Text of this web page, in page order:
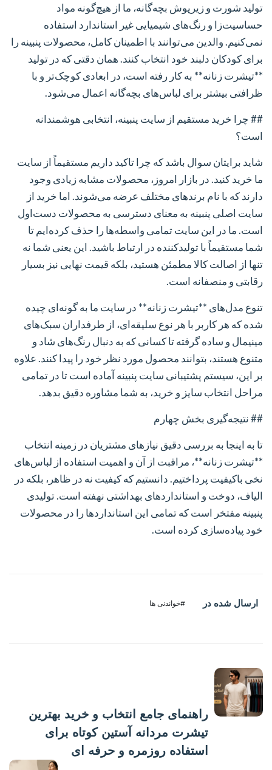
تولید شورت و زیرپوش بچه‌گانه، ما از هیچ‌گونه مواد
حساسیت‌زا و رنگ‌های شیمیایی غیر استاندارد استفاده
نمی‌کنیم. والدین می‌توانند با اطمینان کامل، محصولات پنبینه را
برای کودکان دلبند خود انتخاب کنند. همان دقتی که در تولید
**تیشرت زنانه** به کار رفته است، در ابعادی کوچک‌تر و با
ظرافتی بیشتر برای لباس‌های بچه‌گانه اعمال می‌شود.
## چرا خرید مستقیم از سایت پنبینه، انتخابی هوشمندانه
است؟
شاید برایتان سوال باشد که چرا تاکید داریم مستقیماً از سایت
ما خرید کنید. در بازار امروز، محصولات مشابه زیادی وجود
دارند که با نام برندهای مختلف عرضه می‌شوند. اما خرید از
سایت اصلی پنبینه به معنای دسترسی به محصولات دست‌اول
است. ما در این سایت تمامی واسطه‌ها را حذف کرده‌ایم تا
شما مستقیماً با تولیدکننده در ارتباط باشید. این یعنی شما نه
تنها از اصالت کالا مطمئن هستید، بلکه قیمت نهایی نیز بسیار
رقابتی و منصفانه است.
تنوع مدل‌های **تیشرت زنانه** در سایت ما به گونه‌ای چیده
شده که هر کاربر با هر نوع سلیقه‌ای، از طرفداران سبک‌های
مینیمال و ساده گرفته تا کسانی که به دنبال رنگ‌های شاد و
متنوع هستند، بتوانند محصول مورد نظر خود را پیدا کنند. علاوه
بر این، سیستم پشتیبانی سایت پنبینه آماده است تا در تمامی
مراحل انتخاب سایز و خرید، به شما مشاوره دقیق بدهد.
## نتیجه‌گیری بخش چهارم
تا به اینجا به بررسی دقیق نیازهای مشتریان در زمینه انتخاب
**تیشرت زنانه**، مراقبت از آن و اهمیت استفاده از لباس‌های
نخی باکیفیت پرداختیم. دانستیم که کیفیت نه در ظاهر، بلکه در
الیاف، دوخت و استانداردهای بهداشتی نهفته است. تولیدی
پنبینه مفتخر است که تمامی این استانداردها را در محصولات
خود پیاده‌سازی کرده است.
ارسال شده در #خواندنی ها
راهنمای جامع انتخاب و خرید بهترین
تیشرت مردانه آستین کوتاه برای
استفاده روزمره و حرفه ای